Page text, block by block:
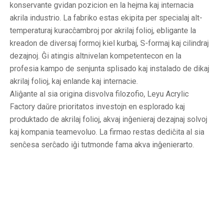
konservante gvidan pozicion en la hejma kaj internacia
akrila industrio. La fabriko estas ekipita per specialaj alt-
temperaturaj kuracĉambroj por akrilaj folioj, ebligante la
kreadon de diversaj formoj kiel kurbaj, S-formaj kaj cilindraj
dezajnoj. Ĝi atingis altnivelan kompetentecon en la
profesia kampo de senjunta splisado kaj instalado de dikaj
akrilaj folioj, kaj enlande kaj internacie.
Aliĝante al sia origina disvolva filozofio, Leyu Acrylic
Factory daŭre prioritatos investojn en esplorado kaj
produktado de akrilaj folioj, akvaj inĝenieraj dezajnaj solvoj
kaj kompania teamevoluo. La firmao restas dediĉita al sia
senĉesa serĉado iĝi tutmonde fama akva inĝenierarto.